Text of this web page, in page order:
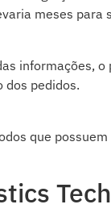
meses para
informações,
pedidos.
que